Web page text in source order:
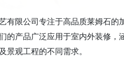
有限公司专注于高品质莱姆石
的产品广泛应用于室内外装修，
景观工程的不同需求。